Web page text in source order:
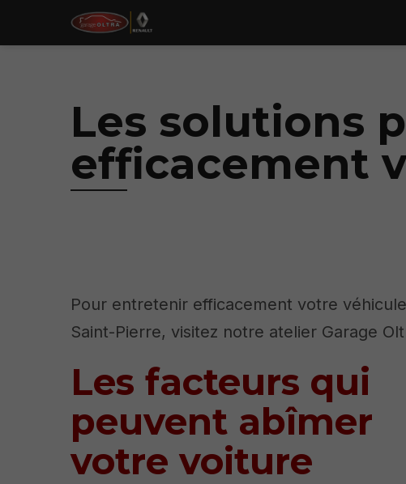
Les solutions
efficacement
Pour entretenir efficacement votre
Saint-Pierre, visitez notre atelier Garage
Les facteurs qui
peuvent abîmer
votre voiture